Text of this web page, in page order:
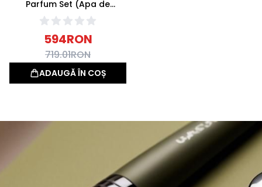
Parfum Set (Apa de
parfum 100ml + Apa de
parfum 15ml)
594RON
719.01RON
ADAUGĂ ÎN COȘ